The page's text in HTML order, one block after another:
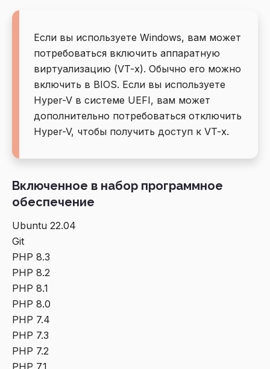
Если вы используете Windows, вам может
потребоваться включить аппаратную
виртуализацию (VT-x). Обычно его можно
включить в BIOS. Если вы используете
Hyper-V в системе UEFI, вам может
дополнительно потребоваться отключить
Hyper-V, чтобы получить доступ к VT-x.
Включенное в набор программное
обеспечение
Ubuntu 22.04
Git
PHP 8.3
PHP 8.2
PHP 8.1
PHP 8.0
PHP 7.4
PHP 7.3
PHP 7.2